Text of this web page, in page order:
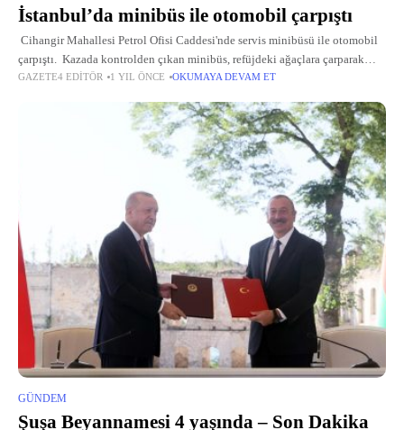
İstanbul’da minibüs ile otomobil çarpıştı
Cihangir Mahallesi Petrol Ofisi Caddesi'nde servis minibüsü ile otomobil
çarpıştı. Kazada kontrolden çıkan minibüs, refüjdeki ağaçlara çarparak
durabildi. İhbar üzerine olay yerine itfaiye, polis ve sağlık ekipleri sevk
GAZETE4 EDITÖR 1 YIL ÖNCE OKUMAYA DEVAM ET
GÜNDEM
Şuşa Beyannamesi 4 yaşında – Son Dakika